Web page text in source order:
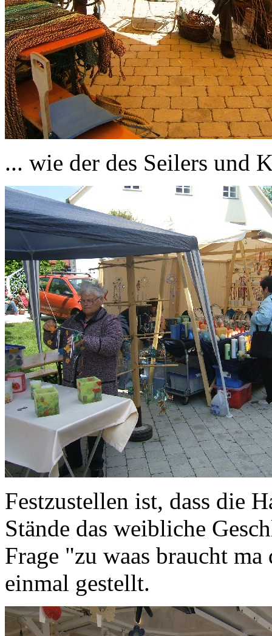
... wie der des Seilers und
Festzustellen ist, dass die
Stände das weibliche
Frage "zu waas braucht
einmal gestellt.